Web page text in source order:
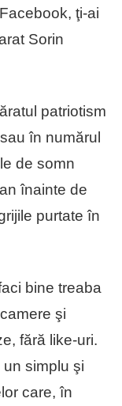
ţi-ai
Sorin
patriotism
în numărul
de somn
înainte de
purtate în
bine treaba
şi
fără like-uri.
simplu şi
care, în